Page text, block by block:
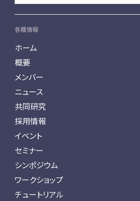
各種情報
ホーム
概要
メンバー
ニュース
共同研究
採用情報
イベント
セミナー
シンポジウム
ワークショップ
チュートリアル